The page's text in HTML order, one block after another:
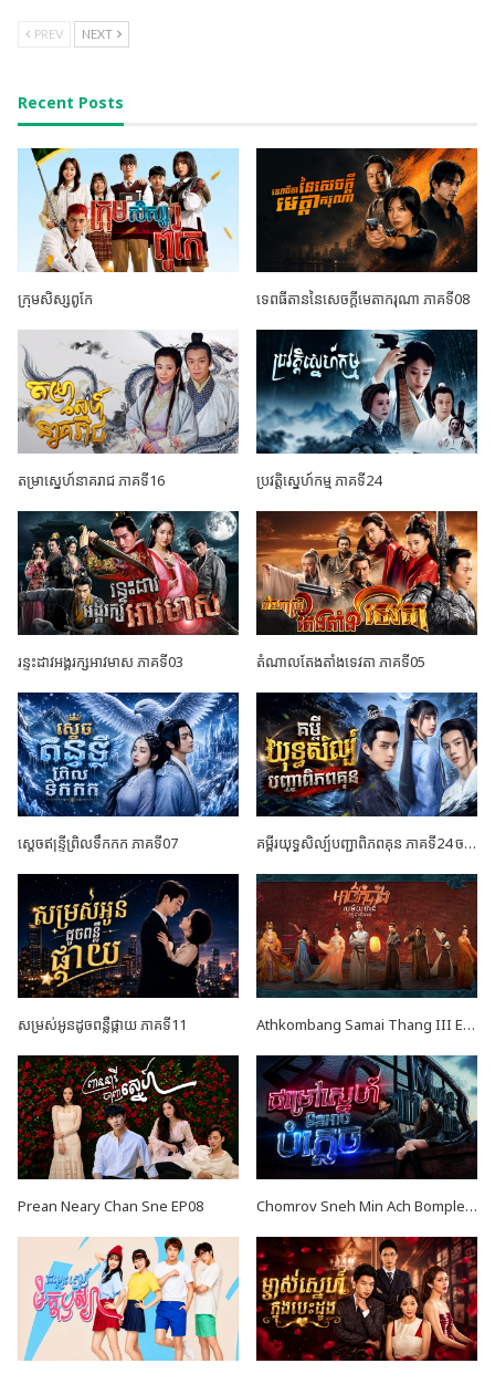
PREV NEXT
Recent Posts
ក្រុមសិស្សពូកែ ទេពធីតាននៃសេចក្តីមេតាករុណា ភាគទី08
តម្រាស្នេហ៍នាគរាជ ភាគទី16 ប្រវត្តិស្នេហ៍កម្ម ភាគទី24
រន្ទះដាវអង្គរក្សអាវមាស ភាគទី03 តំណាលតែងតាំងទេវតា ភាគទី05
ស្តេចឥន្ទ្រីព្រិលទឹកកក ភាគទី07 គម្ពីរយុទ្ធសិល្ប៍បញ្ជាពិភពគុន ភាគទី24 ចប់ដោយបរិបូណ៍
សម្រស់អូនដូចពន្លឺផ្កាយ ភាគទី11 Athkombang Samai Thang III EP17
Prean Neary Chan Sne EP08 Chomrov Sneh Min Ach Bomplech END24